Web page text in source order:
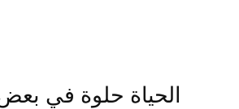
الحياة حلوة في بعض